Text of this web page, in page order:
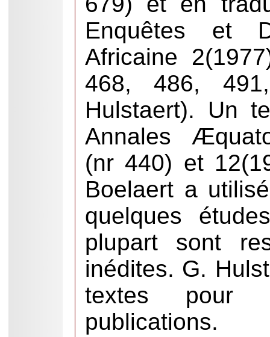
Enquêtes et
Africaine
468, 486,
Hulstaert). Un
Annales
(nr 440) et
Boelaert a
quelques
plupart sont
inédites. G.
textes pour
publications.